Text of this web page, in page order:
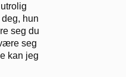
hun
seg du
seg
kan jeg